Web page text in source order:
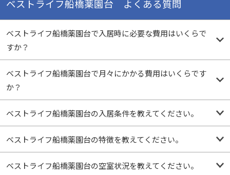
ベストライフ船橋薬園台 よくある質問
ベストライフ船橋薬園台で入居時に必要な費用はいくらで
すか？
ベストライフ船橋薬園台で月々にかかる費用はいくらです
か？
ベストライフ船橋薬園台の入居条件を教えてください。
ベストライフ船橋薬園台の特徴を教えてください。
ベストライフ船橋薬園台の空室状況を教えてください。